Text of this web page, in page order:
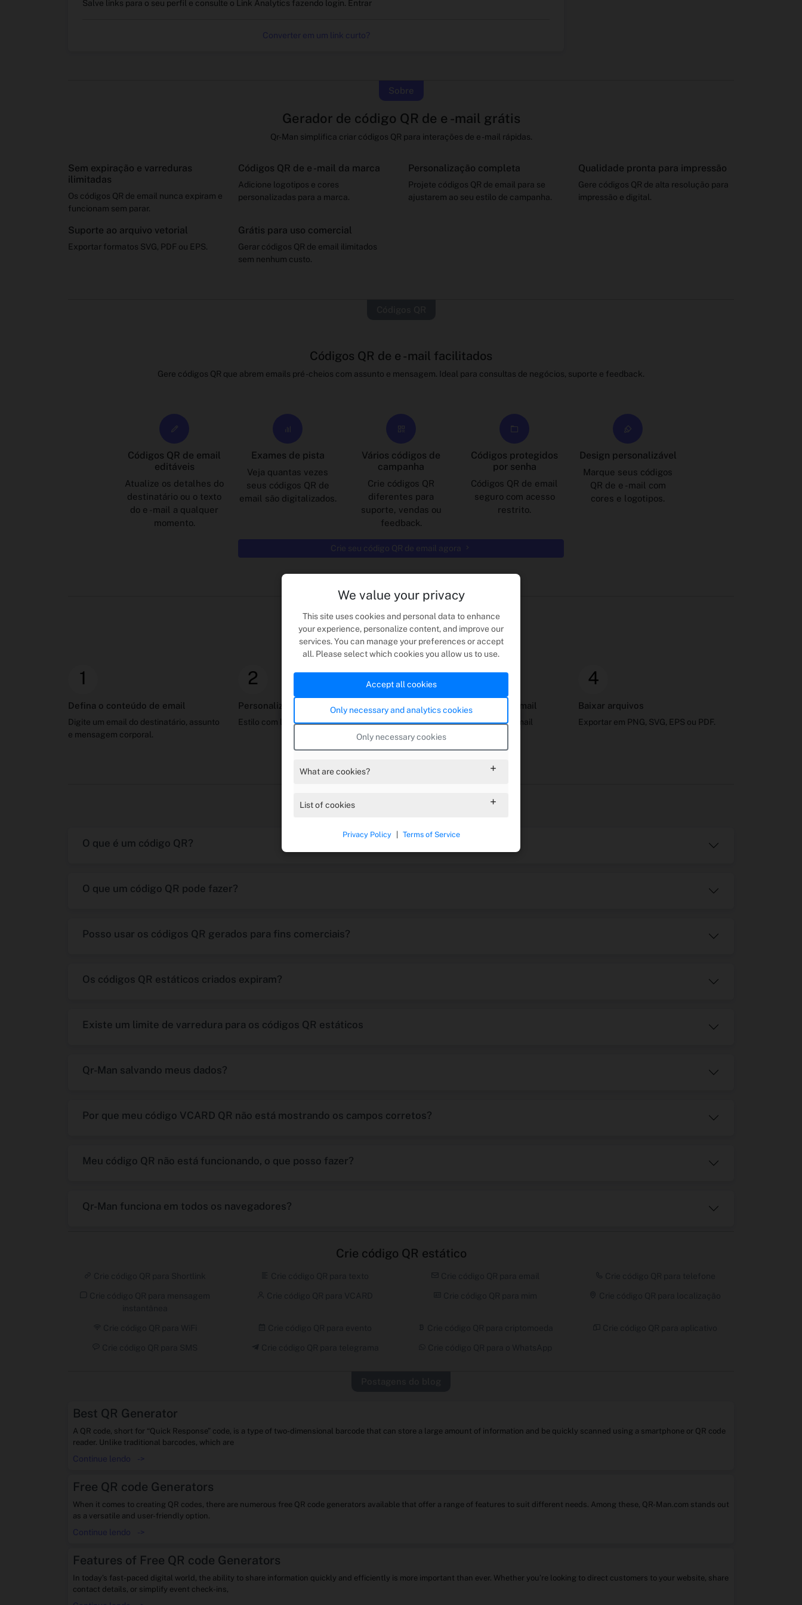
Salve links para o seu perfil e consulte o Link Analytics fazendo login. Entrar
Converter em um link curto?
Sobre
Gerador de código QR de e -mail grátis
Qr-Man simplifica criar códigos QR para interações de e -mail rápidas.
Sem expiração e varreduras
ilimitadas
Os códigos QR de email nunca expiram e
funcionam sem parar.
Códigos QR de e -mail da marca
Adicione logotipos e cores
personalizadas para a marca.
Personalização completa
Projete códigos QR de email para se
ajustarem ao seu estilo de campanha.
Qualidade pronta para impressão
Gere códigos QR de alta resolução para
impressão e digital.
Suporte ao arquivo vetorial
Exportar formatos SVG, PDF ou EPS.
Grátis para uso comercial
Gerar códigos QR de email ilimitados
sem nenhum custo.
Códigos QR de e -mail facilitados
Gere códigos QR que abrem emails pré -cheios com assunto e mensagem. Ideal para consultas de negócios, suporte e feedback.
Códigos QR de email
editáveis
Atualize os detalhes do
destinatário ou o texto
do e -mail a qualquer
momento.
Exames de pista
Veja quantas vezes
seus códigos QR de
email são digitalizados.
Vários códigos de
campanha
Crie códigos QR
diferentes para
suporte, vendas ou
feedback.
Códigos protegidos
por senha
Códigos QR de email
seguro com acesso
restrito.
Design personalizável
Marque seus códigos
QR de e -mail com
cores e logotipos.
Crie seu código QR de email agora
Projetar e gerar códigos QR de email
1
Defina o conteúdo de email
Digite um email do destinatário, assunto
e mensagem corporal.
2
Personalize a aparência
Estilo com logotipos, formas e cores.
3
Gere seu código QR de e -mail
Visualize seu código QR de email
instantaneamente.
4
Baixar arquivos
Exportar em PNG, SVG, EPS ou PDF.
Perguntas frequentes
O que é um código QR?
O que um código QR pode fazer?
Posso usar os códigos QR gerados para fins comerciais?
Os códigos QR estáticos criados expiram?
Existe um limite de varredura para os códigos QR estáticos
Qr-Man salvando meus dados?
Por que meu código VCARD QR não está mostrando os campos corretos?
Meu código QR não está funcionando, o que posso fazer?
Qr-Man funciona em todos os navegadores?
Crie código QR estático
Best QR Generator
A QR code, short for “Quick Response” code, is a type of two-dimensional barcode that can store a large amount of information and be quickly scanned using a smartphone or QR code
reader. Unlike traditional barcodes, which are
Continue lendo ->
Free QR code Generators
When it comes to creating QR codes, there are numerous free QR code generators available that offer a range of features to suit different needs. Among these, QR-Man.com stands out
as a versatile and user-friendly option.
Continue lendo ->
Features of Free QR code Generators
In today’s fast-paced digital world, the ability to share information quickly and efficiently is more important than ever. Whether you’re looking to direct customers to your website, share
contact details, or simplify event check-ins,
We value your privacy
This site uses cookies and personal data to enhance
your experience, personalize content, and improve our
services. You can manage your preferences or accept
all. Please select which cookies you allow us to use.
Accept all cookies
Only necessary and analytics cookies
Only necessary cookies
What are cookies?
List of cookies
Privacy Policy | Terms of Service